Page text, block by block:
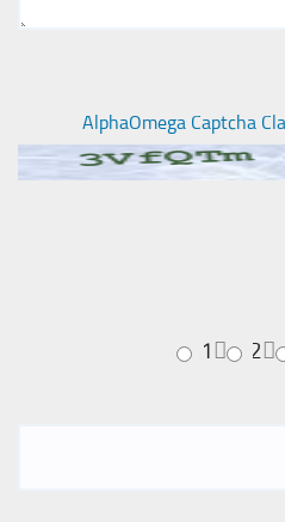
AlphaOmega Captcha
2
1